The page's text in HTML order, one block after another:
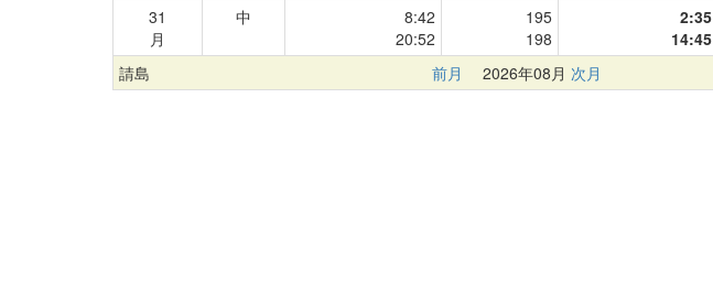
31
月
中
8:42
20:52
195
198
2:35
14:45
請島 前月 2026年08月 次月